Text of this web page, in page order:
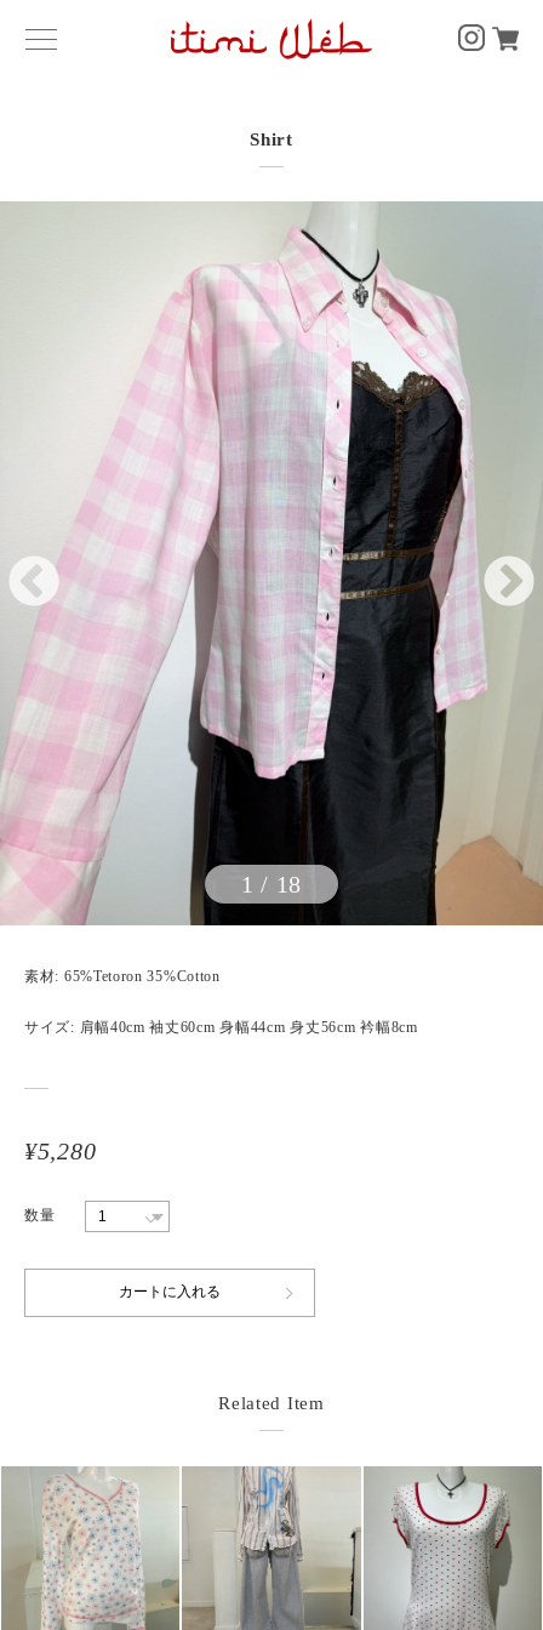
Shirt
1 / 18
素材: 65%Tetoron 35%Cotton
サイズ: 肩幅40cm 袖丈60cm 身幅44cm 身丈56cm 衿幅8cm
¥5,280
数量
Related Item